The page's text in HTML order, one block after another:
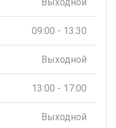
09:00 - 13:30
Выходной
13:00 - 17:00
Выходной